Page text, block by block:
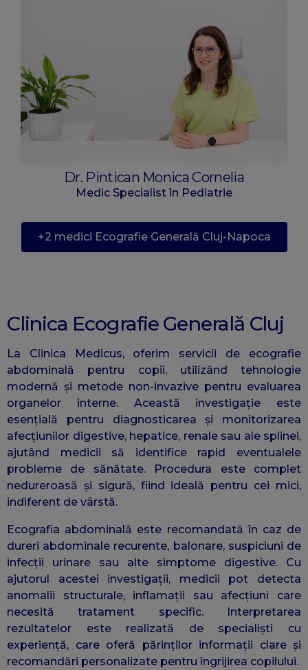
Dr. Pintican Monica Cornelia
Medic Specialist în Pediatrie
+2 medici Ecografie Generală Cluj-Napoca
Clinica Ecografie Generală Cluj
La Clinica Medicus, oferim servicii de ecografie
abdominală pentru copii, utilizând tehnologie
modernă și metode non-invazive pentru evaluarea
organelor interne. Această investigație este
esențială pentru diagnosticarea și monitorizarea
afecțiunilor digestive, hepatice, renale sau ale splinei,
ajutând medicii să identifice rapid eventualele
probleme de sănătate. Procedura este complet
nedureroasă și sigură, fiind ideală pentru cei mici,
indiferent de vârstă.
Ecografia abdominală este recomandată în caz de
dureri abdominale recurente, balonare, suspiciuni de
infecții urinare sau alte simptome digestive. Cu
ajutorul acestei investigații, medicii pot detecta
anomalii structurale, inflamații sau afecțiuni care
necesită tratament specific. Interpretarea
rezultatelor este realizată de specialiști cu
experiență, care oferă părinților informații clare și
recomandări personalizate pentru îngrijirea copilului.